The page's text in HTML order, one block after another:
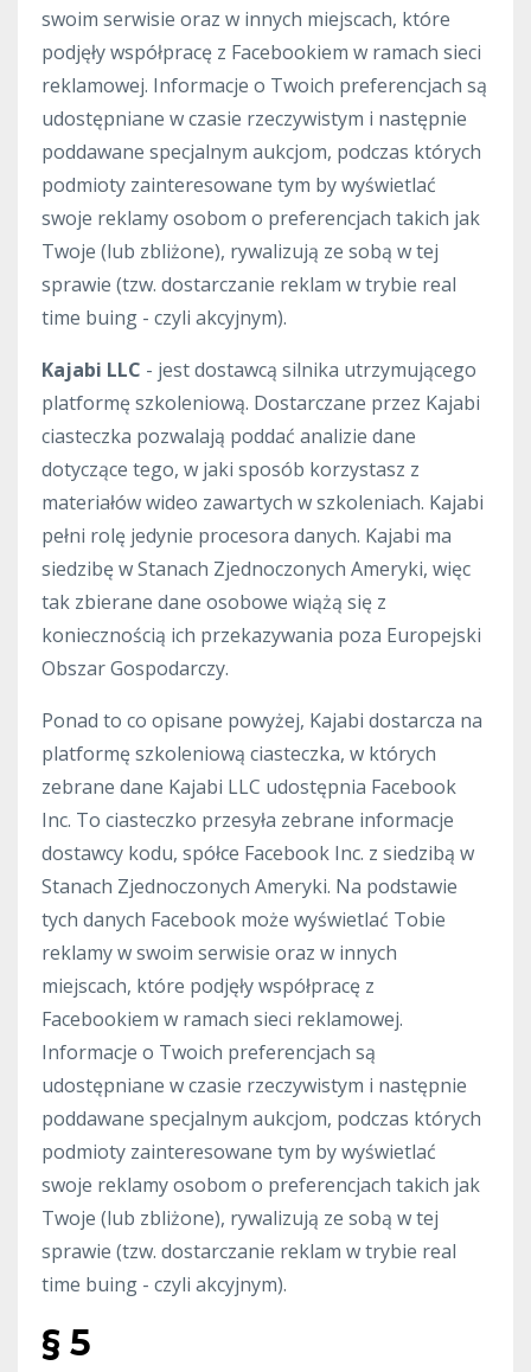
swoim serwisie oraz w innych miejscach, które
podjęły współpracę z Facebookiem w ramach sieci
reklamowej. Informacje o Twoich preferencjach są
udostępniane w czasie rzeczywistym i następnie
poddawane specjalnym aukcjom, podczas których
podmioty zainteresowane tym by wyświetlać
swoje reklamy osobom o preferencjach takich jak
Twoje (lub zbliżone), rywalizują ze sobą w tej
sprawie (tzw. dostarczanie reklam w trybie real
time buing - czyli akcyjnym).
Kajabi LLC - jest dostawcą silnika utrzymującego
platformę szkoleniową. Dostarczane przez Kajabi
ciasteczka pozwalają poddać analizie dane
dotyczące tego, w jaki sposób korzystasz z
materiałów wideo zawartych w szkoleniach. Kajabi
pełni rolę jedynie procesora danych. Kajabi ma
siedzibę w Stanach Zjednoczonych Ameryki, więc
tak zbierane dane osobowe wiążą się z
koniecznością ich przekazywania poza Europejski
Obszar Gospodarczy.
Ponad to co opisane powyżej, Kajabi dostarcza na
platformę szkoleniową ciasteczka, w których
zebrane dane Kajabi LLC udostępnia Facebook
Inc. To ciasteczko przesyła zebrane informacje
dostawcy kodu, spółce Facebook Inc. z siedzibą w
Stanach Zjednoczonych Ameryki. Na podstawie
tych danych Facebook może wyświetlać Tobie
reklamy w swoim serwisie oraz w innych
miejscach, które podjęły współpracę z
Facebookiem w ramach sieci reklamowej.
Informacje o Twoich preferencjach są
udostępniane w czasie rzeczywistym i następnie
poddawane specjalnym aukcjom, podczas których
podmioty zainteresowane tym by wyświetlać
swoje reklamy osobom o preferencjach takich jak
Twoje (lub zbliżone), rywalizują ze sobą w tej
sprawie (tzw. dostarczanie reklam w trybie real
time buing - czyli akcyjnym).
§ 5